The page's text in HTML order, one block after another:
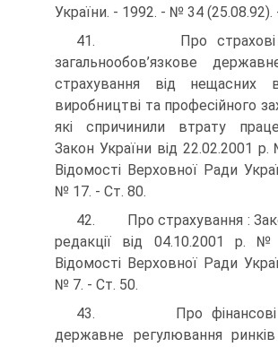
України. - 1992. - № 34 (25.08.92).
41. Про страхові
загальнообов’язкове
страхування від нещасних
виробництві та професійного
які спричинили втрату
Закон України від 22.02.2001 р.
Відомості Верховної Ради
№ 17. - Ст. 80.
42. Про страхування :
редакції від 04.10.2001
Відомості Верховної Ради
№ 7. - Ст. 50.
43. Про фінансові
державне регулювання